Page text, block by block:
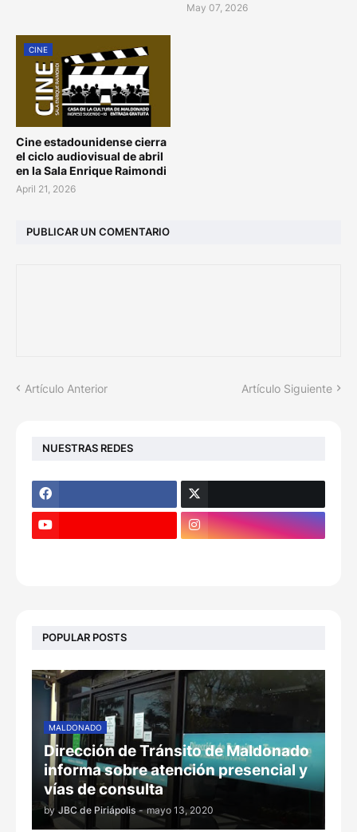
May 07, 2026
CINE
Cine estadounidense cierra
el ciclo audiovisual de abril
en la Sala Enrique Raimondi
April 21, 2026
PUBLICAR UN COMENTARIO
Artículo Anterior Artículo Siguiente
NUESTRAS REDES
POPULAR POSTS
MALDONADO
Dirección de Tránsito de Maldonado
informa sobre atención presencial y
vías de consulta
by JBC de Piriápolis - mayo 13, 2020